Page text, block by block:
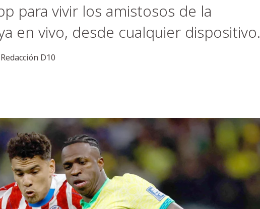
para vivir los amistosos de la
en vivo, desde cualquier dispositivo.
Redacción D10